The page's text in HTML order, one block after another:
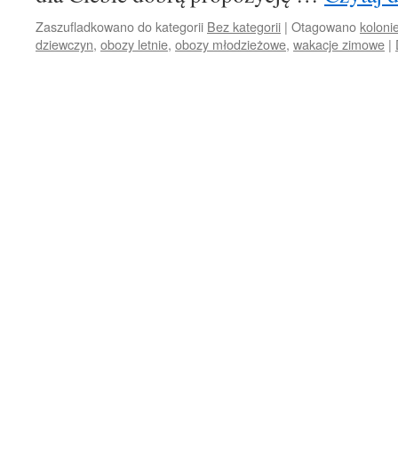
Zaszufladkowano do kategorii Bez kategorii | Otagowano
dziewczyn, obozy letnie, obozy młodzieżowe, wakacje zimowe |